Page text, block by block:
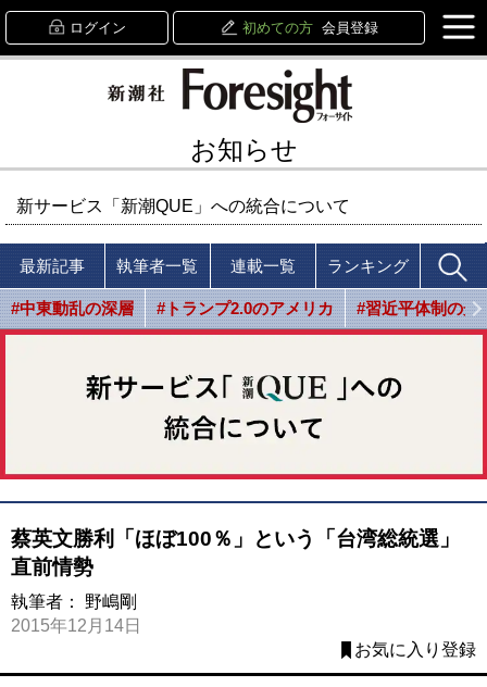
ログイン 初めての方 会員登録
お知らせ
新サービス「新潮QUE」への統合について
最新記事 執筆者一覧 連載一覧 ランキング
#中東動乱の深層 #トランプ2.0のアメリカ #習近平体制の光
蔡英文勝利「ほぼ100％」という「台湾総統選」
直前情勢
執筆者： 野嶋剛
2015年12月14日
お気に入り登録